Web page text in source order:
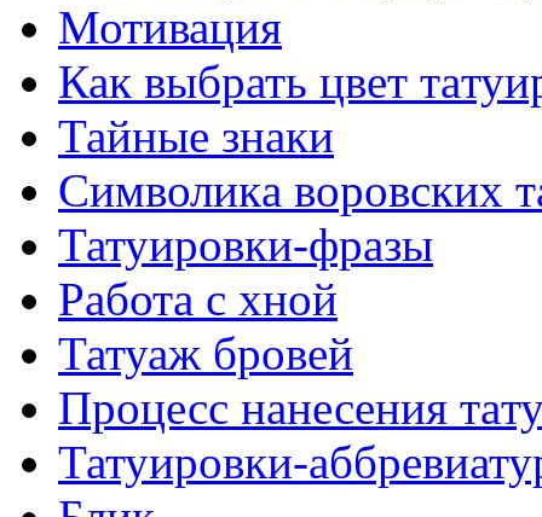
Мотивация
Как выбрать цвет
Тайные знаки
Символикa воровских
Татуировки-фразы
Работa с хнoй
Татуаж бровей
Процесс нанесения
Татуировки-